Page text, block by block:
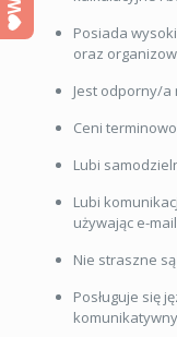
Posiada
oraz
Jest odporny/a
Ceni
Lubi
Lubi
używając e-
Nie straszne
Posługuje się